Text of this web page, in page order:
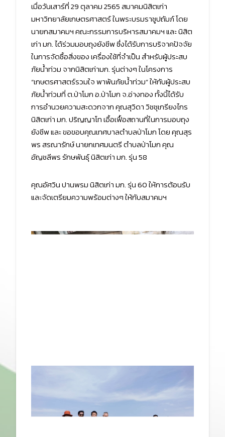
เมื่อวันเสาร์ที่ 29 ตุลาคม 2565 สมาคมนิสิตเก่า
มหาวิทยาลัยเกษตรศาสตร์ ในพระบรมราชูปถัมภ์ โดย
นายกสมาคมฯ คณะกรรมการบริหารสมาคมฯ และ นิสิต
เก่า มก. ได้ร่วมมอบถุงยังชีพ ซึ่งได้รับการบริจาคปัจจัย
ในการจัดซื้อสิ่งของ เครื่องใช้ที่จำเป็น สำหรับผู้ประสบ
ภัยน้ำท่วม จากนิสิตเก่ามก. รุ่นต่างๆ ในโครงการ
“เกษตรศาสตร์รวมใจ พาพ้นภัยน้ำท่วม” ให้กับผู้ประสบ
ภัยน้ำท่วมที่ ต.ป่าโมก อ.ป่าโมก จ.อ่างทอง ทั้งนี้ได้รับ
การอำนวยความสะดวกจาก คุณสุวิดา วิชชุเกรียงไกร
นิสิตเก่า มก. ปริญญาโท เอื้อเฟื้อสถานที่ในการมอบถุง
ยังชีพ และ ขอขอบคุณเทศบาลตำบลป่าโมก โดย คุณสุร
พร สรณารักษ์ นายกเทศมนตรี ตำบลป่าโมก คุณ
อัญชลีพร รักษพันธุ์ นิสิตเก่า มก. รุ่น 58
คุณอัศวิน ปานพรม นิสิตเก่า มก. รุ่น 60 ให้การต้อนรับ
และจัดเตรียมความพร้อมต่างๆ ให้กับสมาคมฯ